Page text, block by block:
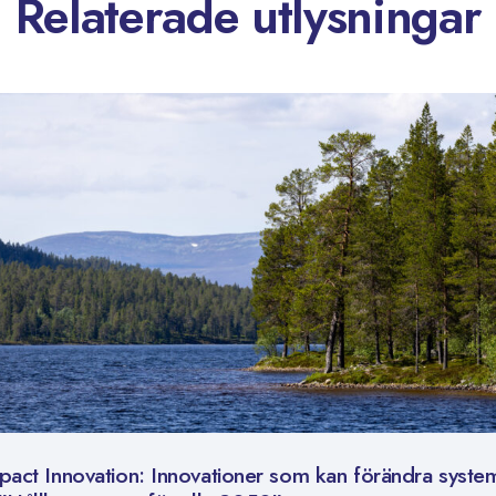
Relaterade utlysningar
Innovation: Innovationer som kan förändra